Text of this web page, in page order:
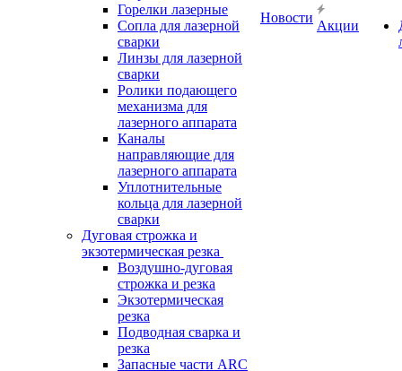
Горелки лазерные
Сопла для лазерной
сварки
Линзы для лазерной
сварки
Ролики подающего
механизма для
лазерного аппарата
Каналы
направляющие для
лазерного аппарата
Уплотнительные
кольца для лазерной
сварки
Дуговая строжка и
экзотермическая резка
Воздушно-дуговая
строжка и резка
Экзотермическая
резка
Подводная сварка и
резка
Запасные части ARC
Новости
Акции